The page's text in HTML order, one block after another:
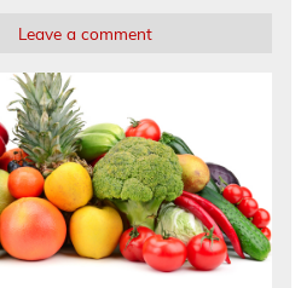
Leave a comment